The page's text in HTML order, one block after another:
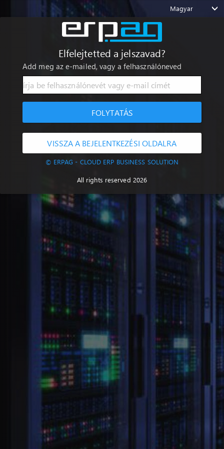
Magyar
Elfelejtetted a jelszavad?
Add meg az e-mailed, vagy a felhasználóneved
FOLYTATÁS
VISSZA A BEJELENTKEZÉSI OLDALRA
© ERPAG - CLOUD ERP BUSINESS SOLUTION
All rights reserved 2026